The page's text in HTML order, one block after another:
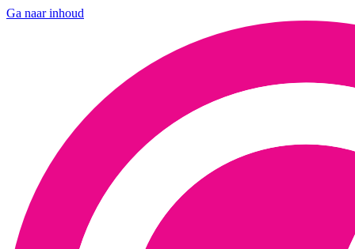
Ga naar inhoud